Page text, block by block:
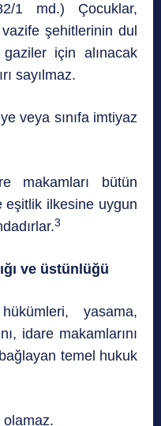
1 md.) Çocuklar,
şehitlerinin dul
için alınacak
sayılmaz.
veya sınıfa imtiyaz
makamları bütün
eşitlik ilkesine uygun
3
ve üstünlüğü
yasama,
idare makamlarını
temel hukuk
olamaz.